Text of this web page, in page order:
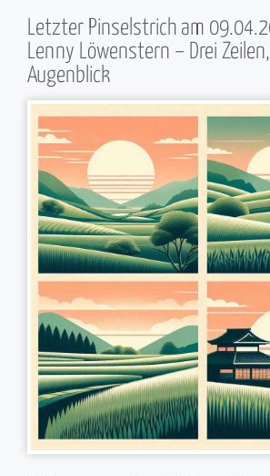
Letzter Pinselstrich am
Lenny Löwenstern – Drei
Augenblick